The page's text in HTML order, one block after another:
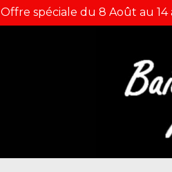
Offre spéciale du 8 Août au